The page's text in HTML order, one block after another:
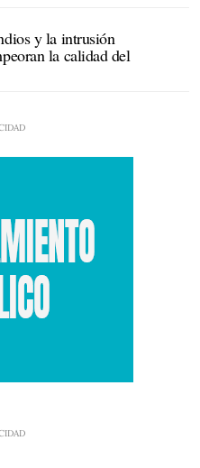
y la intrusión
la calidad del